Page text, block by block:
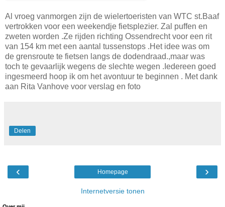
Al vroeg vanmorgen zijn de wielertoeristen van WTC st.Baaf
vertrokken voor een weekendje fietsplezier. Zal puffen en
zweten worden .Ze rijden richting Ossendrecht voor een rit
van 154 km met een aantal tussenstops .Het idee was om
de grensroute te fietsen langs de dodendraad.,maar was
toch te gevaarlijk wegens de slechte wegen .Iedereen goed
ingesmeerd hoop ik om het avontuur te beginnen . Met dank
aan Rita Vanhove voor verslag en foto
Delen
‹ ›
Homepage
Internetversie tonen